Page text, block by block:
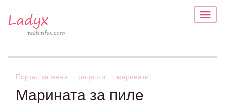
Портал за жени → рецепти → маринати
Марината за пиле